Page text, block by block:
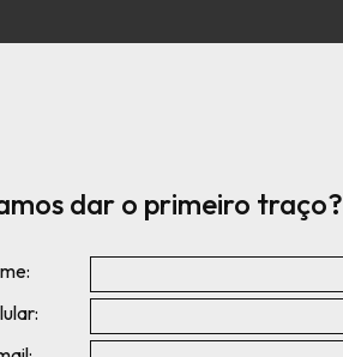
dar o primeiro traço?